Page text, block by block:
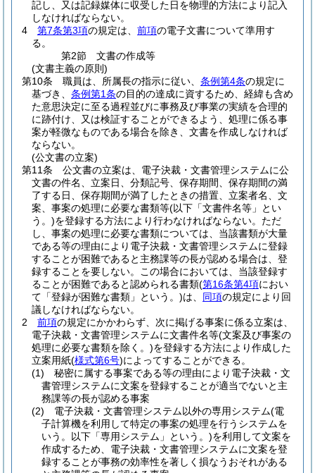
記し、又は記録媒体に収受した日を物理的方法により記入
しなければならない。
4
第7条第3項の規定は、 前項の電子文書について準用す
る。
第2節
文書の作成等
(文書主義の原則)
第10条
職員は、所属長の指示に従い、 条例第4条の規定に
基づき、 条例第1条の目的の達成に資するため、経緯も含め
た意思決定に至る過程並びに事務及び事業の実績を合理的
に跡付け、又は検証することができるよう、処理に係る事
案が軽微なものである場合を除き、文書を作成しなければ
ならない。
(公文書の立案)
第11条
公文書の立案は、電子決裁・文書管理システムに公
文書の件名、立案日、分類記号、保存期間、保存期間の満
了する日、保存期間が満了したときの措置、立案者名、文
案、事案の処理に必要な書類等(以下「文書件名等」とい
う。)を登録する方法により行わなければならない。 ただ
し、事案の処理に必要な書類については、当該書類が大量
である等の理由により電子決裁・文書管理システムに登録
することが困難であると主務課等の長が認める場合は、登
録することを要しない。
この場合においては、当該登録す
ることが困難であると認められる書類(第16条第4項におい
て「登録が困難な書類」という。)は、 同項の規定により回
議しなければならない。
2
前項の規定にかかわらず、次に掲げる事案に係る立案は、
電子決裁・文書管理システムに文書件名等(文案及び事案の
処理に必要な書類を除く。)を登録する方法により作成した
立案用紙(様式第6号)によってすることができる。
(1)
秘密に属する事案である等の理由により電子決裁・文
書管理システムに文案を登録することが適当でないと主
務課等の長が認める事案
(2)
電子決裁・文書管理システム以外の専用システム(電
子計算機を利用して特定の事案の処理を行うシステムを
いう。以下「専用システム」という。)を利用して文案を
作成するため、電子決裁・文書管理システムに文案を登
録することが事務の効率性を著しく損なうおそれがある